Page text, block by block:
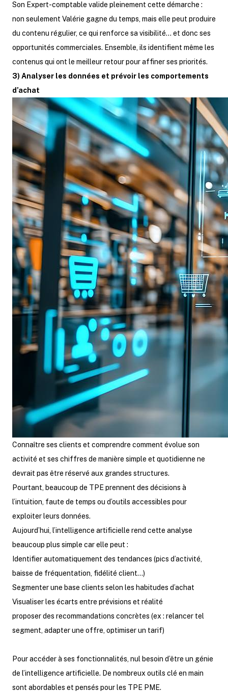
Son Expert-comptable valide pleinement cette démarche :
non seulement Valérie gagne du temps, mais elle peut produire
du contenu régulier, ce qui renforce sa visibilité… et donc ses
opportunités commerciales. Ensemble, ils identifient même les
contenus qui ont le meilleur retour pour affiner ses priorités.
3) Analyser les données et prévoir les comportements
d’achat
Connaître ses clients et comprendre comment évolue son
activité et ses chiffres de manière simple et quotidienne ne
devrait pas être réservé aux grandes structures.
Pourtant, beaucoup de TPE prennent des décisions à
l’intuition, faute de temps ou d’outils accessibles pour
exploiter leurs données.
Aujourd’hui, l’intelligence artificielle rend cette analyse
beaucoup plus simple car elle peut :
Identifier automatiquement des tendances (pics d’activité,
baisse de fréquentation, fidélité client…)
Segmenter une base clients selon les habitudes d’achat
Visualiser les écarts entre prévisions et réalité
proposer des recommandations concrètes (ex : relancer tel
segment, adapter une offre, optimiser un tarif)
Pour accéder à ses fonctionnalités, nul besoin d’être un génie
de l’intelligence artificielle. De nombreux outils clé en main
sont abordables et pensés pour les TPE PME.